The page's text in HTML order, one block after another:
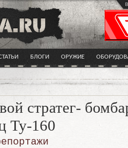
БЛОГИ ОРУЖИЕ
стратег-
Ту-160